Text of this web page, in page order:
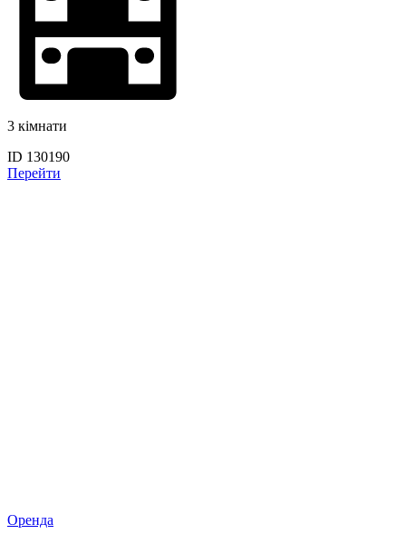
3 кімнати
ID 130190
Перейти
Оренда